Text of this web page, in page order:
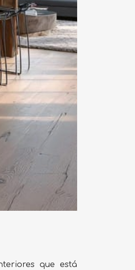
que está